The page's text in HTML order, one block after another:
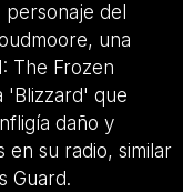
personaje del
una
The Frozen
'Blizzard' que
daño y
en su radio, similar
Guard.